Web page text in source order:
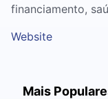
financiamento,
Website
Mais